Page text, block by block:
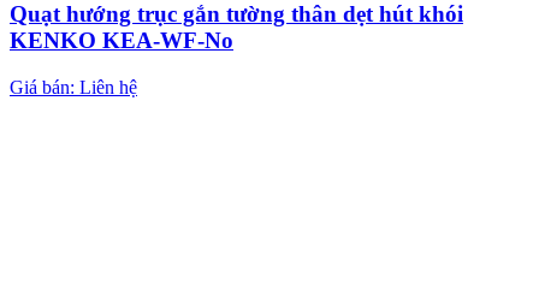
Quạt hướng trục gắn tường thân dẹt hút khói
KENKO KEA-WF-No
Giá bán: Liên hệ